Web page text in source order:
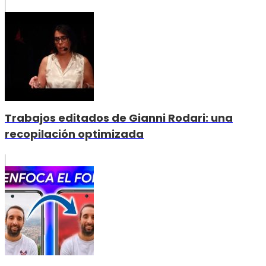
Trabajos editados de Gianni Rodari: una
recopilación optimizada